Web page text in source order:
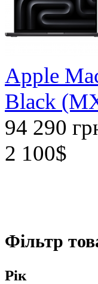
Apple
Black
94 290
2 100$
Фільтр
Рік